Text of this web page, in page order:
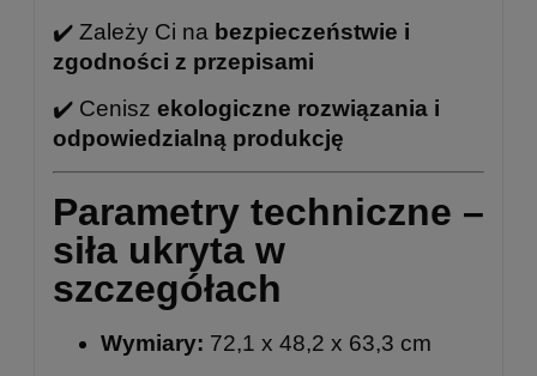
✔️ Zależy Ci na bezpieczeństwie i
zgodności z przepisami
✔️ Cenisz ekologiczne rozwiązania i
odpowiedzialną produkcję
Parametry techniczne –
siła ukryta w
szczegółach
Wymiary: 72,1 x 48,2 x 63,3 cm